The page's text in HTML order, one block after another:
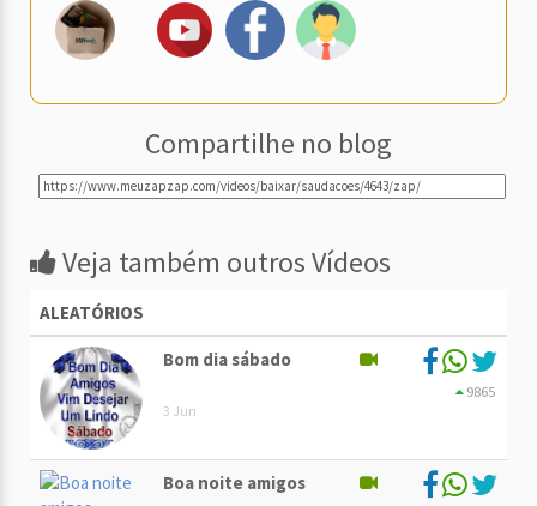
Compartilhe no blog
Veja também outros Vídeos
ALEATÓRIOS
Bom dia sábado
3 Jun
9865
Boa noite amigos